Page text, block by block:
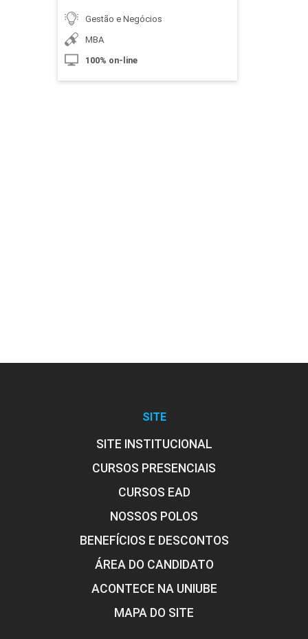
Cálculo da Folha de Pagamento
10h
10h
Gestão e Negócios
MBA
100% on-line
SITE
SITE INSTITUCIONAL
CURSOS PRESENCIAIS
CURSOS EAD
NOSSOS POLOS
BENEFÍCIOS E DESCONTOS
ÁREA DO CANDIDATO
ACONTECE NA UNIUBE
MAPA DO SITE